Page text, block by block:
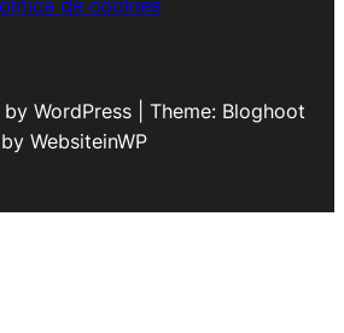
de cookies
WordPress | Theme: Bloghoot
by WebsiteinWP